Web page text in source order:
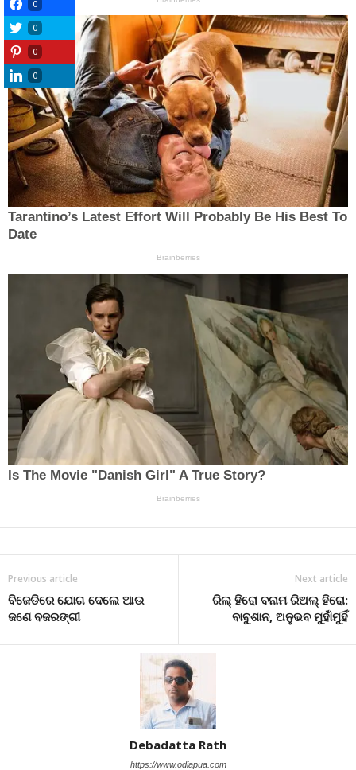
Previous article
ବିଜେଡିରେ ଯୋଗ ଦେଲେ ଆଉ
ଜଣେ ବଜରଙ୍ଗୀ
Next article
ରିଲ୍ ହିରୋ ବନାମ ରିଅଲ୍ ହିରୋ:
ବାବୁଶାନ, ଅନୁଭବ ମୁହାଁମୁହିଁ
Debadatta Rath
https://www.odiapua.com
0
0
0
0